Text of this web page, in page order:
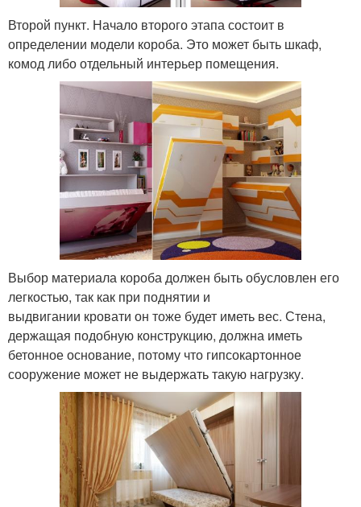
Второй пункт. Начало второго этапа состоит в
определении модели короба. Это может быть шкаф,
комод либо отдельный интерьер помещения.
Выбор материала короба должен быть обусловлен его
легкостью, так как при поднятии и
выдвигании кровати он тоже будет иметь вес. Стена,
держащая подобную конструкцию, должна иметь
бетонное основание, потому что гипсокартонное
сооружение может не выдержать такую нагрузку.